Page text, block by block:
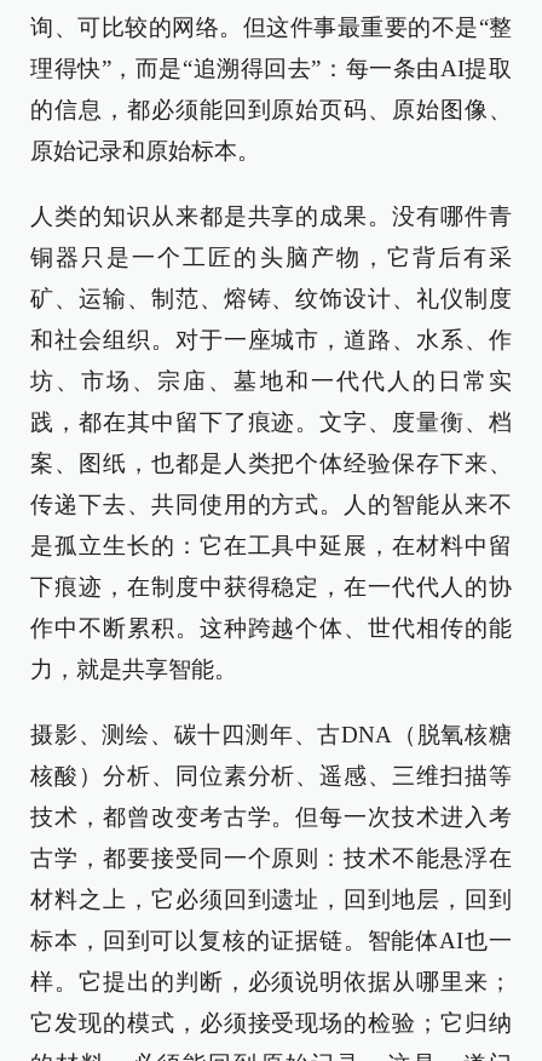
询、可比较的网络。但这件事最重要的不是“整
理得快”，而是“追溯得回去”：每一条由AI提取
的信息，都必须能回到原始页码、原始图像、
原始记录和原始标本。
人类的知识从来都是共享的成果。没有哪件青
铜器只是一个工匠的头脑产物，它背后有采
矿、运输、制范、熔铸、纹饰设计、礼仪制度
和社会组织。对于一座城市，道路、水系、作
坊、市场、宗庙、墓地和一代代人的日常实
践，都在其中留下了痕迹。文字、度量衡、档
案、图纸，也都是人类把个体经验保存下来、
传递下去、共同使用的方式。人的智能从来不
是孤立生长的：它在工具中延展，在材料中留
下痕迹，在制度中获得稳定，在一代代人的协
作中不断累积。这种跨越个体、世代相传的能
力，就是共享智能。
摄影、测绘、碳十四测年、古DNA（脱氧核糖
核酸）分析、同位素分析、遥感、三维扫描等
技术，都曾改变考古学。但每一次技术进入考
古学，都要接受同一个原则：技术不能悬浮在
材料之上，它必须回到遗址，回到地层，回到
标本，回到可以复核的证据链。智能体AI也一
样。它提出的判断，必须说明依据从哪里来；
它发现的模式，必须接受现场的检验；它归纳